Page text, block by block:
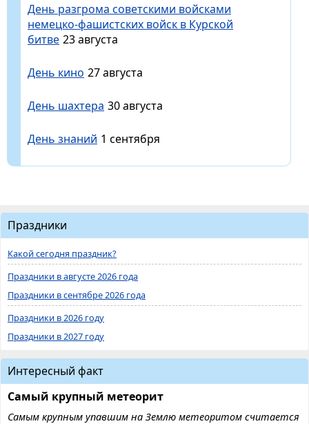
День разгрома советскими войсками
немецко-фашистских войск в Курской
битве 23 августа
День кино 27 августа
День шахтера 30 августа
День знаний 1 сентября
Праздники
Какой сегодня праздник?
Праздники в августе 2026 года
Праздники в сентябре 2026 года
Праздники в 2026 году
Праздники в 2027 году
Интересный факт
Самый крупный метеорит
Самым крупным упавшим на Землю метеоритом считается